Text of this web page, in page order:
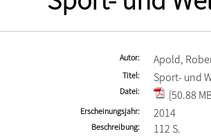
Autor Apold,
Titel Sport- und
Datei [50.88
Erscheinungsjahr 2014
Beschreibung 112 S.